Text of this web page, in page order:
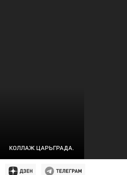
КОЛЛАЖ ЦАРЬГРАДА.